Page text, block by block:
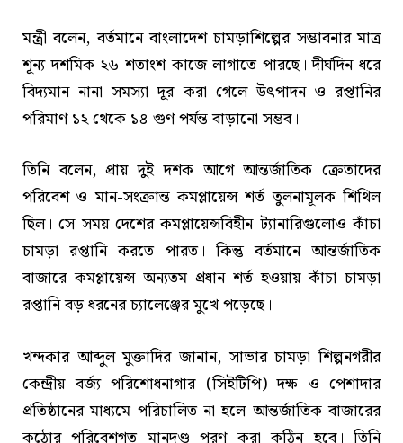
মন্ত্রী বলেন, বর্তমানে বাংলাদেশ চামড়াশিল্পের সম্ভাবনার মাত্র
শূন্য দশমিক ২৬ শতাংশ কাজে লাগাতে পারছে। দীর্ঘদিন ধরে
বিদ্যমান নানা সমস্যা দূর করা গেলে উৎপাদন ও রপ্তানির
পরিমাণ ১২ থেকে ১৪ গুণ পর্যন্ত বাড়ানো সম্ভব।
তিনি বলেন, প্রায় দুই দশক আগে আন্তর্জাতিক ক্রেতাদের
পরিবেশ ও মান-সংক্রান্ত কমপ্লায়েন্স শর্ত তুলনামূলক শিথিল
ছিল। সে সময় দেশের কমপ্লায়েন্সবিহীন ট্যানারিগুলোও কাঁচা
চামড়া রপ্তানি করতে পারত। কিন্তু বর্তমানে আন্তর্জাতিক
বাজারে কমপ্লায়েন্স অন্যতম প্রধান শর্ত হওয়ায় কাঁচা চামড়া
রপ্তানি বড় ধরনের চ্যালেঞ্জের মুখে পড়েছে।
খন্দকার আব্দুল মুক্তাদির জানান, সাভার চামড়া শিল্পনগরীর
কেন্দ্রীয় বর্জ্য পরিশোধনাগার (সিইটিপি) দক্ষ ও পেশাদার
প্রতিষ্ঠানের মাধ্যমে পরিচালিত না হলে আন্তর্জাতিক বাজারের